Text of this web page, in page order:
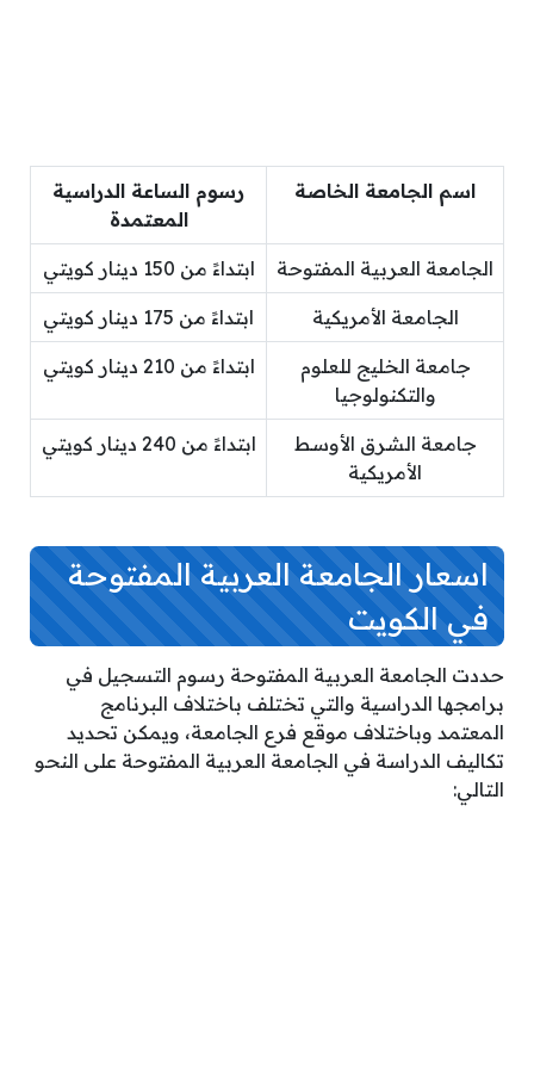
اسم الجامعة الخاصة
رسوم الساعة الدراسية
المعتمدة
الجامعة العربية المفتوحة ابتداءً من 150 دينار كويتي
الجامعة الأمريكية ابتداءً من 175 دينار كويتي
جامعة الخليج للعلوم
والتكنولوجيا
ابتداءً من 210 دينار كويتي
جامعة الشرق الأوسط
الأمريكية
ابتداءً من 240 دينار كويتي
اسعار الجامعة العربية المفتوحة
في الكويت
حددت الجامعة العربية المفتوحة رسوم التسجيل في
برامجها الدراسية والتي تختلف باختلاف البرنامج
المعتمد وباختلاف موقع فرع الجامعة، ويمكن تحديد
تكاليف الدراسة في الجامعة العربية المفتوحة على النحو
التالي: